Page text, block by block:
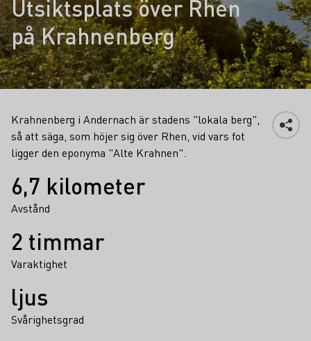
Utsiktsplats över Rhen
på Krahnenberg
Krahnenberg i Andernach är stadens "lokala berg",
så att säga, som höjer sig över Rhen, vid vars fot
ligger den eponyma "Alte Krahnen".
Fakta
6,7 kilometer
Avstånd
2 timmar
Varaktighet
ljus
Svårighetsgrad